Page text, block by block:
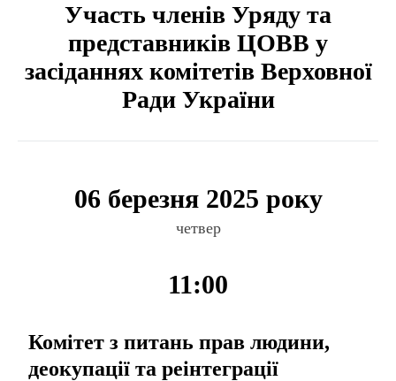
Участь членів Уряду та
представників ЦОВВ у
засіданнях комітетів Верховної
Ради України
06 березня 2025 року
четвер
11:00
Комітет з питань прав людини,
деокупації та реінтеграції